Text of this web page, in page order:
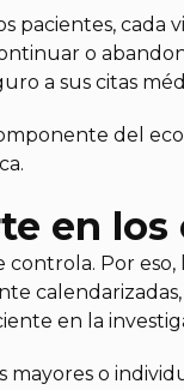
pacientes,
o
a sus citas
del
en los
controla. Por
en la
mayores o